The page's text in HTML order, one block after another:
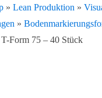
» Lean Produktion »
»
Form 75 – 40 Stück